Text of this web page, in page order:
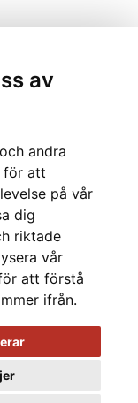
av
andra
för att
på vår
dig
riktade
vår
att förstå
ifrån.
per år få